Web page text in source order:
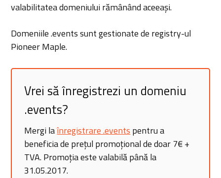
valabilitatea domeniului rămânând aceeași.
Domeniile .events sunt gestionate de registry-ul
Pioneer Maple.
Vrei să înregistrezi un domeniu
.events?
Mergi laînregistrare .events pentru a
beneficia de prețul promoțional de doar 7€ +
TVA. Promoția este valabilă până la
31.05.2017.